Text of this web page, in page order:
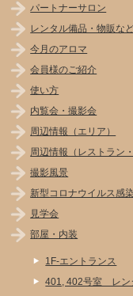
パートナーサロン
レンタル備品・物販な
今月のアロマ
会員様のご紹介
使い方
内覧会・撮影会
周辺情報（エリア）
周辺情報（レストラン
撮影風景
新型コロナウイルス感
見学会
部屋・内装
1F-エントランス
401, 402号室 レン